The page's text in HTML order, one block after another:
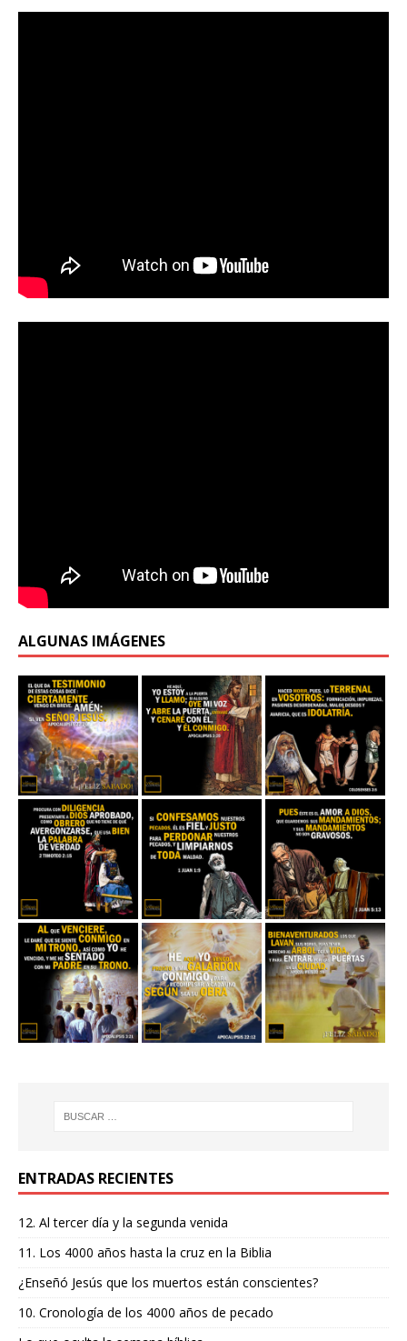
ALGUNAS IMÁGENES
ENTRADAS RECIENTES
12. Al tercer día y la segunda venida
11. Los 4000 años hasta la cruz en la Biblia
¿Enseñó Jesús que los muertos están conscientes?
10. Cronología de los 4000 años de pecado